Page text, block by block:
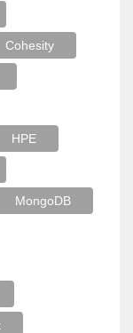
Cohesity
HPE
MongoDB